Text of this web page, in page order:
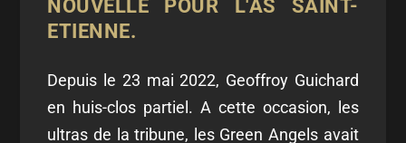
NOUVELLE POUR L'AS SAINT-
ETIENNE.
Depuis le 23 mai 2022, Geoffroy Guichard
en huis-clos partiel. A cette occasion, les
ultras de la tribune, les Green Angels avait